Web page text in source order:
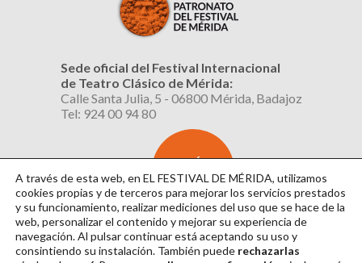
Sede oficial del Festival Internacional
de Teatro Clásico de Mérida:
Calle Santa Julia, 5 - 06800 Mérida, Badajoz
Tel: 924 00 94 80
SUSCRÍBETE
AL BOLETÍN
A través de esta web, en EL FESTIVAL DE MÉRIDA, utilizamos
cookies propias y de terceros para mejorar los servicios prestados
y su funcionamiento, realizar mediciones del uso que se hace de la
web, personalizar el contenido y mejorar su experiencia de
navegación. Al pulsar continuarestá aceptando su uso y
consintiendo su instalación. También puede rechazarlas